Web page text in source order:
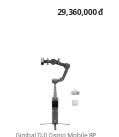
29,360,000đ
Gimbal DJI Osmo Mobile 8P